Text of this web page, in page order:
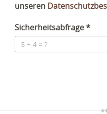
unseren
Sicherheitsabfrage